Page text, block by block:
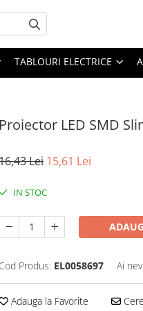
TABLOURI ELECTRICE
Proiector LED SMD
Lei 15,61 Lei
IN STOC
Cod Produs: EL0058697 Ai
Adauga la Favorite